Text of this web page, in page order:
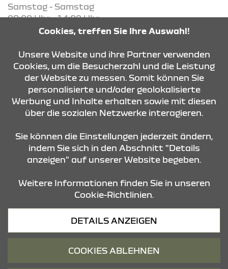
Samstag - Samstag
08:00 Uhr - 14:00 Uhr
KONTAKT & ANFAHRT
ÖFFNUNGSZEITEN
STANDORTE
Datenschutz
Cookies, treffen Sie Ihre Auswahl!
Unsere Website und ihre Partner verwenden
Cookies, um die Besucherzahl und die Leistung
der Website zu messen. Somit können Sie
personalisierte und/oder geolokalisierte
Werbung und Inhalte erhalten sowie mit diesen
über die sozialen Netzwerke interagieren.
Sie können die Einstellungen jederzeit ändern,
indem Sie sich in den Abschnitt "Details
anzeigen" auf unserer Website begeben.
Weitere Informationen finden Sie in unseren
Cookie-Richtlinien.
DETAILS ANZEIGEN
COOKIES ABLEHNEN